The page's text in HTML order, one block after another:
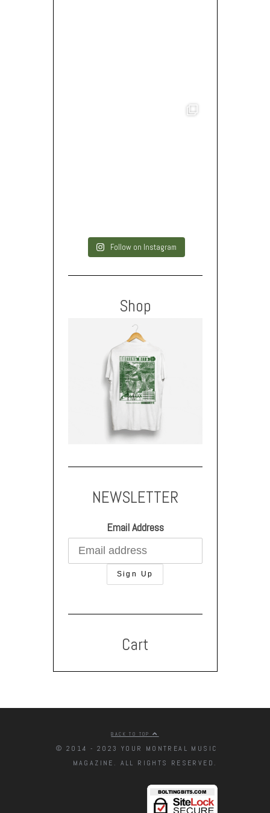
Follow on Instagram
Shop
NEWSLETTER
Email Address
Cart
BACK TO TOP
© 2014 - 2023 YOUR MONTREAL MUSIC
MAGAZINE. ALL RIGHTS RESERVED.